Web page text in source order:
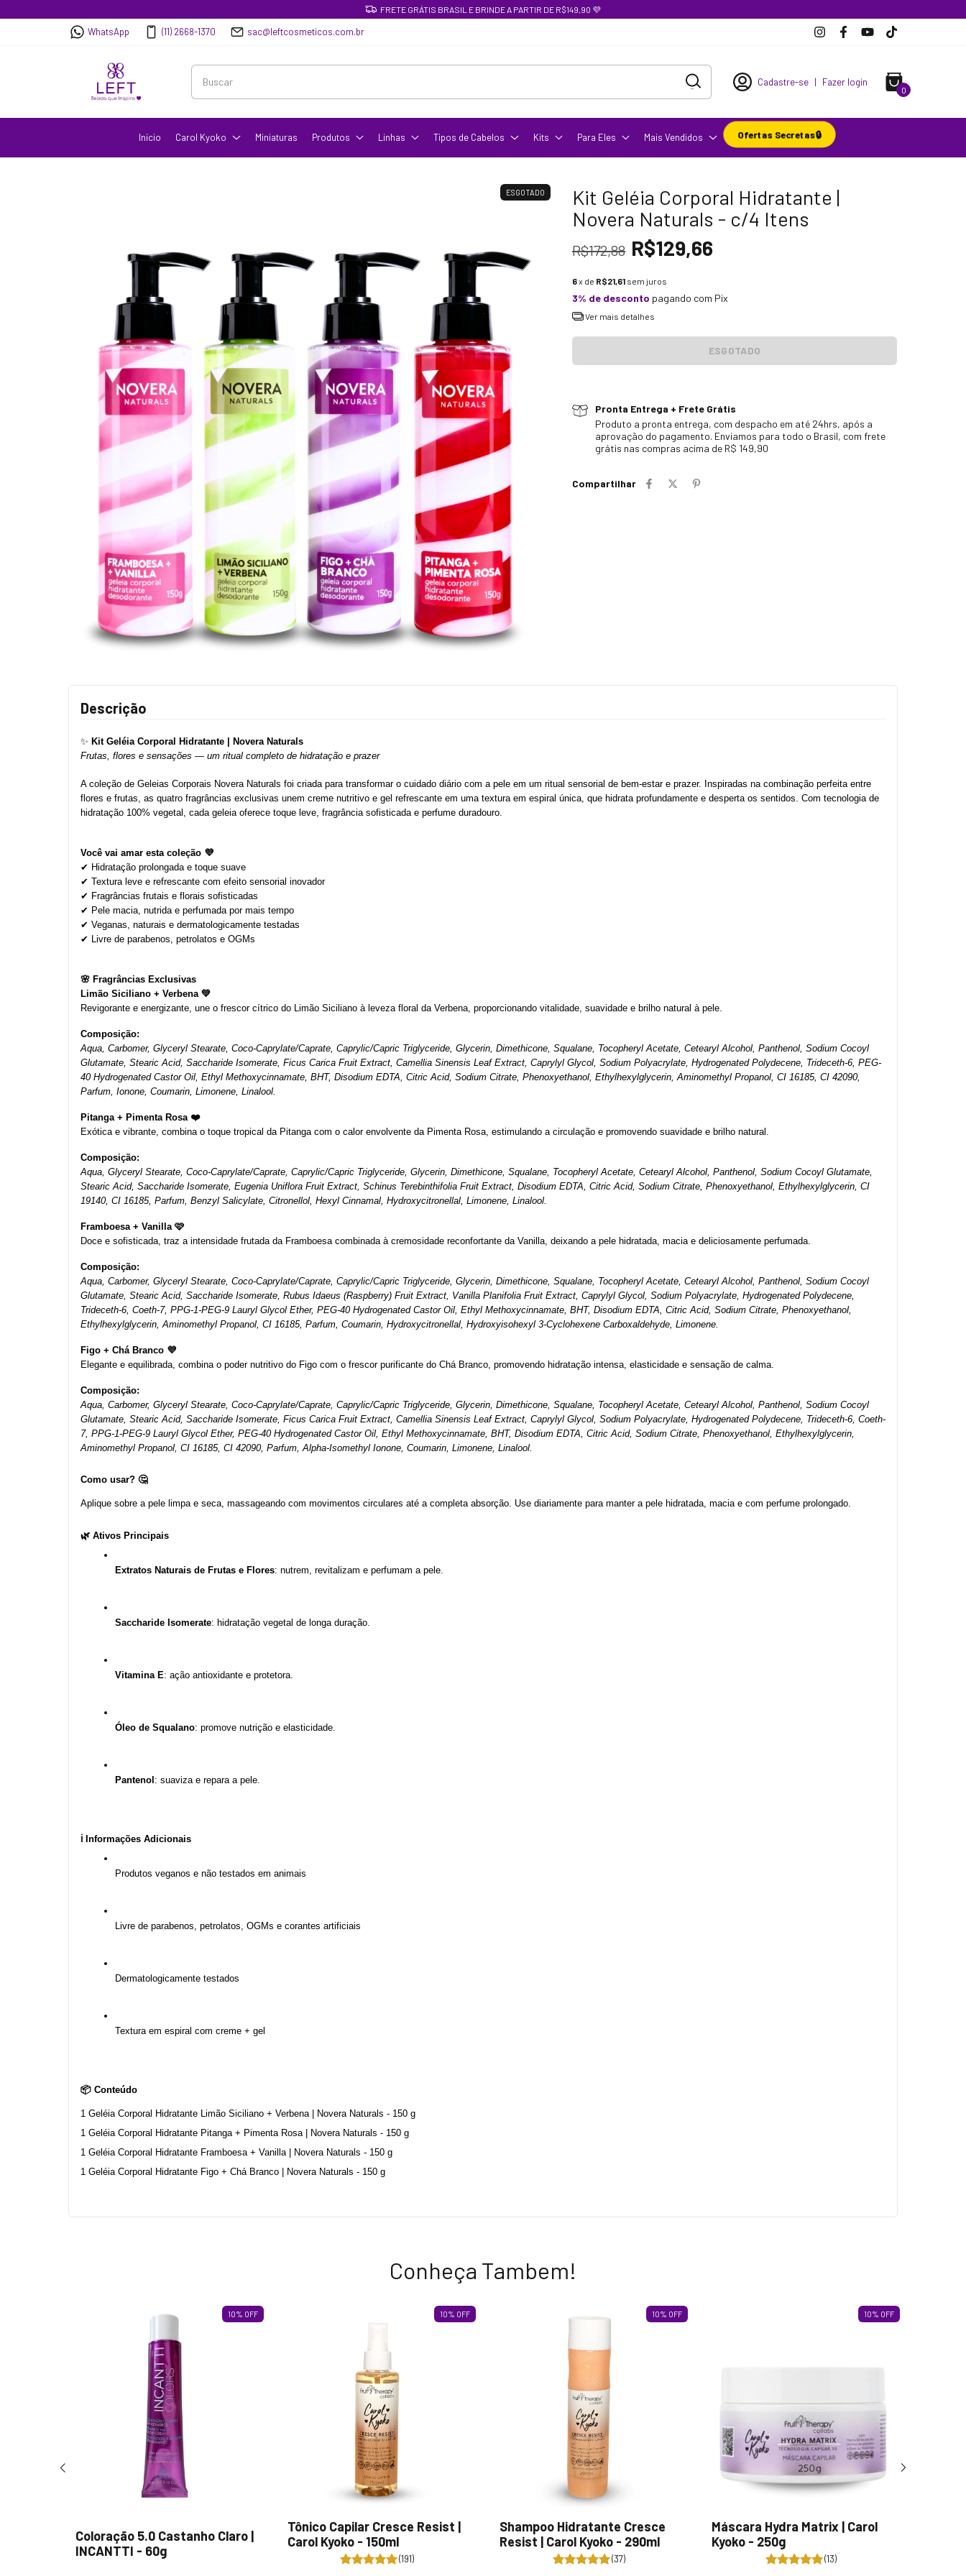
FRETE GRÁTIS BRASIL E BRINDE A PARTIR DE R$149,90 💜
WhatsApp (11) 2668-1370 sac@leftcosmeticos.com.br
Cadastre-se | Fazer login
0
Início Carol Kyoko Miniaturas Produtos Linhas Tipos de Cabelos Kits Para Eles Mais Vendidos Ofertas Secretas🔒
ESGOTADO
Kit Geléia Corporal Hidratante |
Novera Naturals - c/4 Itens
R$172,88 R$129,66
6x de R$21,61 sem juros
3% de desconto pagando com Pix
Ver mais detalhes
Pronta Entrega + Frete Grátis
Produto a pronta entrega, com despacho em até 24hrs, após a
aprovação do pagamento. Enviamos para todo o Brasil, com frete
grátis nas compras acima de R$ 149,90
Compartilhar
Descrição
✨ Kit Geléia Corporal Hidratante | Novera Naturals
Frutas, flores e sensações — um ritual completo de hidratação e prazer
A coleção de Geleias Corporais Novera Naturals foi criada para transformar o cuidado diário com a pele em um ritual sensorial de bem-estar e prazer. Inspiradas na combinação perfeita entre
flores e frutas, as quatro fragrâncias exclusivas unem creme nutritivo e gel refrescante em uma textura em espiral única, que hidrata profundamente e desperta os sentidos. Com tecnologia de
hidratação 100% vegetal, cada geleia oferece toque leve, fragrância sofisticada e perfume duradouro.
Você vai amar esta coleção 💜
✔ Hidratação prolongada e toque suave
✔ Textura leve e refrescante com efeito sensorial inovador
✔ Fragrâncias frutais e florais sofisticadas
✔ Pele macia, nutrida e perfumada por mais tempo
✔ Veganas, naturais e dermatologicamente testadas
✔ Livre de parabenos, petrolatos e OGMs
🌸 Fragrâncias Exclusivas
Limão Siciliano + Verbena 💚
Revigorante e energizante, une o frescor cítrico do Limão Siciliano à leveza floral da Verbena, proporcionando vitalidade, suavidade e brilho natural à pele.
Composição:
Aqua, Carbomer, Glyceryl Stearate, Coco-Caprylate/Caprate, Caprylic/Capric Triglyceride, Glycerin, Dimethicone, Squalane, Tocopheryl Acetate, Cetearyl Alcohol, Panthenol, Sodium Cocoyl
Glutamate, Stearic Acid, Saccharide Isomerate, Ficus Carica Fruit Extract, Camellia Sinensis Leaf Extract, Caprylyl Glycol, Sodium Polyacrylate, Hydrogenated Polydecene, Trideceth-6, PEG-
40 Hydrogenated Castor Oil, Ethyl Methoxycinnamate, BHT, Disodium EDTA, Citric Acid, Sodium Citrate, Phenoxyethanol, Ethylhexylglycerin, Aminomethyl Propanol, CI 16185, CI 42090,
Parfum, Ionone, Coumarin, Limonene, Linalool.
Pitanga + Pimenta Rosa ❤️
Exótica e vibrante, combina o toque tropical da Pitanga com o calor envolvente da Pimenta Rosa, estimulando a circulação e promovendo suavidade e brilho natural.
Composição:
Aqua, Glyceryl Stearate, Coco-Caprylate/Caprate, Caprylic/Capric Triglyceride, Glycerin, Dimethicone, Squalane, Tocopheryl Acetate, Cetearyl Alcohol, Panthenol, Sodium Cocoyl Glutamate,
Stearic Acid, Saccharide Isomerate, Eugenia Uniflora Fruit Extract, Schinus Terebinthifolia Fruit Extract, Disodium EDTA, Citric Acid, Sodium Citrate, Phenoxyethanol, Ethylhexylglycerin, CI
19140, CI 16185, Parfum, Benzyl Salicylate, Citronellol, Hexyl Cinnamal, Hydroxycitronellal, Limonene, Linalool.
Framboesa + Vanilla 🩷
Doce e sofisticada, traz a intensidade frutada da Framboesa combinada à cremosidade reconfortante da Vanilla, deixando a pele hidratada, macia e deliciosamente perfumada.
Composição:
Aqua, Carbomer, Glyceryl Stearate, Coco-Caprylate/Caprate, Caprylic/Capric Triglyceride, Glycerin, Dimethicone, Squalane, Tocopheryl Acetate, Cetearyl Alcohol, Panthenol, Sodium Cocoyl
Glutamate, Stearic Acid, Saccharide Isomerate, Rubus Idaeus (Raspberry) Fruit Extract, Vanilla Planifolia Fruit Extract, Caprylyl Glycol, Sodium Polyacrylate, Hydrogenated Polydecene,
Trideceth-6, Coeth-7, PPG-1-PEG-9 Lauryl Glycol Ether, PEG-40 Hydrogenated Castor Oil, Ethyl Methoxycinnamate, BHT, Disodium EDTA, Citric Acid, Sodium Citrate, Phenoxyethanol,
Ethylhexylglycerin, Aminomethyl Propanol, CI 16185, Parfum, Coumarin, Hydroxycitronellal, Hydroxyisohexyl 3-Cyclohexene Carboxaldehyde, Limonene.
Figo + Chá Branco 💜
Elegante e equilibrada, combina o poder nutritivo do Figo com o frescor purificante do Chá Branco, promovendo hidratação intensa, elasticidade e sensação de calma.
Composição:
Aqua, Carbomer, Glyceryl Stearate, Coco-Caprylate/Caprate, Caprylic/Capric Triglyceride, Glycerin, Dimethicone, Squalane, Tocopheryl Acetate, Cetearyl Alcohol, Panthenol, Sodium Cocoyl
Glutamate, Stearic Acid, Saccharide Isomerate, Ficus Carica Fruit Extract, Camellia Sinensis Leaf Extract, Caprylyl Glycol, Sodium Polyacrylate, Hydrogenated Polydecene, Trideceth-6, Coeth-
7, PPG-1-PEG-9 Lauryl Glycol Ether, PEG-40 Hydrogenated Castor Oil, Ethyl Methoxycinnamate, BHT, Disodium EDTA, Citric Acid, Sodium Citrate, Phenoxyethanol, Ethylhexylglycerin,
Aminomethyl Propanol, CI 16185, CI 42090, Parfum, Alpha-Isomethyl Ionone, Coumarin, Limonene, Linalool.
Como usar? 🤔
Aplique sobre a pele limpa e seca, massageando com movimentos circulares até a completa absorção. Use diariamente para manter a pele hidratada, macia e com perfume prolongado.
🌿 Ativos Principais
Extratos Naturais de Frutas e Flores: nutrem, revitalizam e perfumam a pele.
Saccharide Isomerate: hidratação vegetal de longa duração.
Vitamina E: ação antioxidante e protetora.
Óleo de Squalano: promove nutrição e elasticidade.
Pantenol : suaviza e repara a pele.
ℹ️ Informações Adicionais
Produtos veganos e não testados em animais
Livre de parabenos, petrolatos, OGMs e corantes artificiais
Dermatologicamente testados
Textura em espiral com creme + gel
📦 Conteúdo
1 Geléia Corporal Hidratante Limão Siciliano + Verbena | Novera Naturals - 150 g
1 Geléia Corporal Hidratante Pitanga + Pimenta Rosa | Novera Naturals - 150 g
1 Geléia Corporal Hidratante Framboesa + Vanilla | Novera Naturals - 150 g
1 Geléia Corporal Hidratante Figo + Chá Branco | Novera Naturals - 150 g
Conheça Tambem!
10% OFF
Coloração 5.0 Castanho Claro |
INCANTTI - 60g
10% OFF
Tônico Capilar Cresce Resist |
Carol Kyoko - 150ml
(191)
10% OFF
Shampoo Hidratante Cresce
Resist | Carol Kyoko - 290ml
(37)
10% OFF
Máscara Hydra Matrix | Carol
Kyoko - 250g
(13)